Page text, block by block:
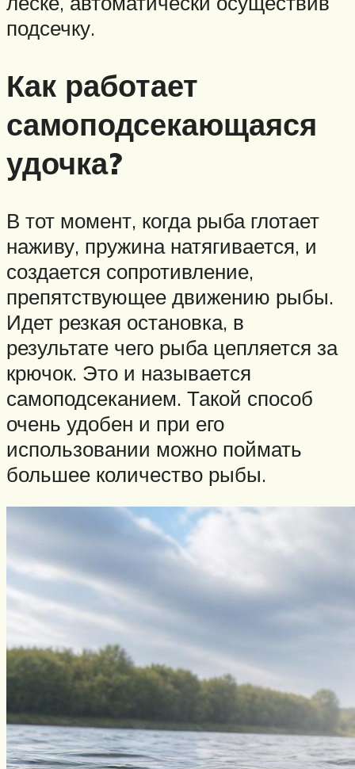
подсечку.
Как работает
самоподсекающаяся
удочка?
В тот момент, когда рыба глотает
наживу, пружина натягивается, и
создается сопротивление,
препятствующее движению рыбы.
Идет резкая остановка, в
результате чего рыба цепляется за
крючок. Это и называется
самоподсеканием. Такой способ
очень удобен и при его
использовании можно поймать
большее количество рыбы.